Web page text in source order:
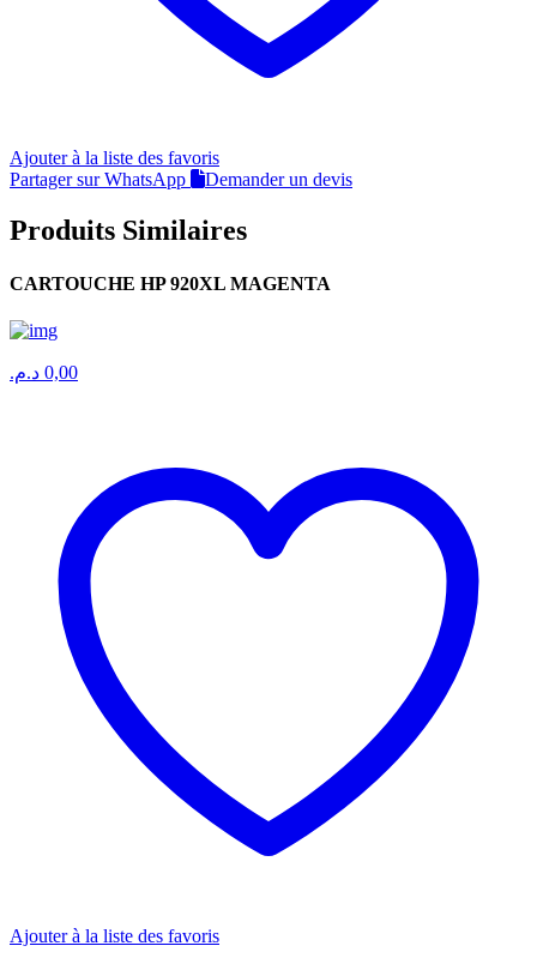
Ajouter à la liste des favoris
Partager sur WhatsApp
Demander un devis
Produits Similaires
CARTOUCHE HP 920XL MAGENTA
0,00 د.م.
Ajouter à la liste des favoris